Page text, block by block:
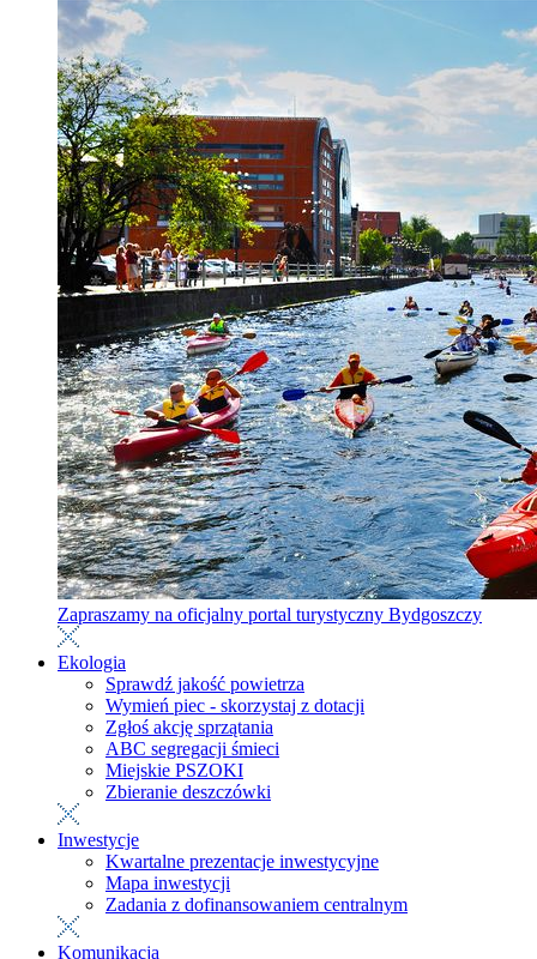
Zapraszamy na oficjalny portal turystyczny Bydgoszczy
Ekologia
Sprawdź jakość powietrza
Wymień piec - skorzystaj z dotacji
Zgłoś akcję sprzątania
ABC segregacji śmieci
Miejskie PSZOKI
Zbieranie deszczówki
Inwestycje
Kwartalne prezentacje inwestycyjne
Mapa inwestycji
Zadania z dofinansowaniem centralnym
Komunikacja